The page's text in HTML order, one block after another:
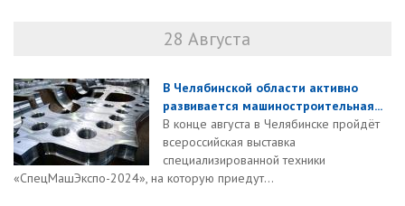
28 Августа
В Челябинской области активно
развивается машиностроительная...
В конце августа в Челябинске пройдёт
всероссийская выставка
специализированной техники
«СпецМашЭкспо-2024», на которую приедут...